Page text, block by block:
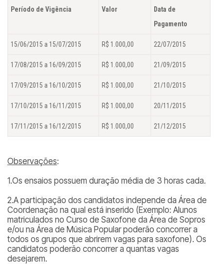
Período de Vigência Valor
Data de
Pagamento
15/06/2015 a 15/07/2015 R$ 1.000,00 22/07/2015
17/08/2015 a 16/09/2015 R$ 1.000,00 21/09/2015
17/09/2015 a 16/10/2015 R$ 1.000,00 21/10/2015
17/10/2015 a 16/11/2015 R$ 1.000,00 20/11/2015
17/11/2015 a 16/12/2015 R$ 1.000,00 21/12/2015
Observações:
1.Os ensaios possuem duração média de 3 horas cada.
2.A participação dos candidatos independe da Área de
Coordenação na qual está inserido (Exemplo: Alunos
matriculados no Curso de Saxofone da Área de Sopros
e/ou na Área de Música Popular poderão concorrer a
todos os grupos que abrirem vagas para saxofone). Os
candidatos poderão concorrer a quantas vagas
desejarem.